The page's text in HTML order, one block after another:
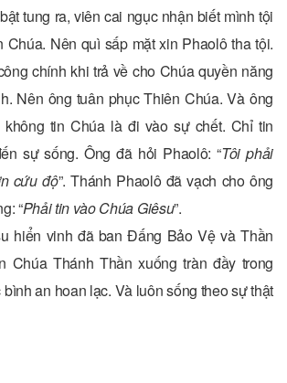
tung ra, viên cai ngục nhận biết mình tội
Chúa. Nên quì sấp mặt xin Phaolô tha tội.
chính khi trả về cho Chúa quyền năng
Nên ông tuân phục Thiên Chúa. Và ông
không tin Chúa là đi vào sự chết. Chỉ tin
sự sống. Ông đã hỏi Phaolô: “Tôi phải
cứu độ”. Thánh Phaolô đã vạch cho ông
“Phải tin vào Chúa Giêsu”.
hiển vinh đã ban Đấng Bảo Vệ và Thần
Chúa Thánh Thần xuống tràn đầy trong
an hoan lạc. Và luôn sống theo sự thật